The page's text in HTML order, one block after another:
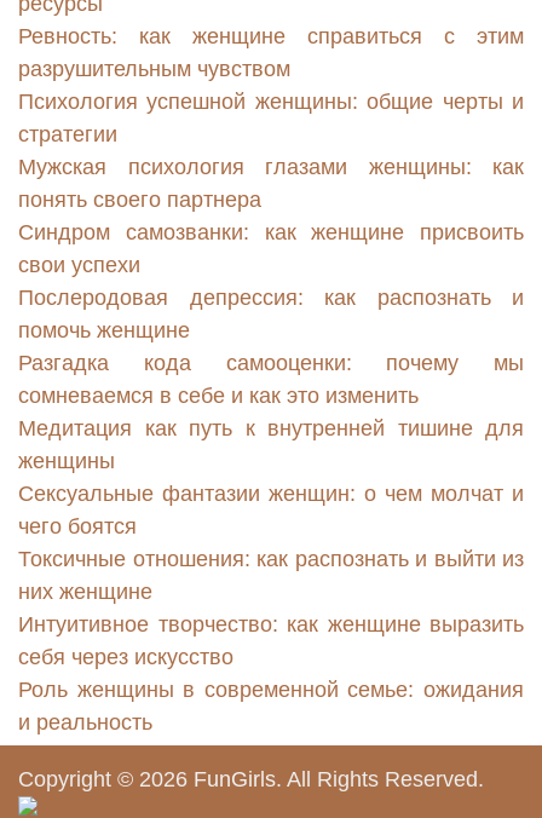
Ревность: как женщине справиться с этим
разрушительным чувством
Психология успешной женщины: общие черты и
стратегии
Мужская психология глазами женщины: как
понять своего партнера
Синдром самозванки: как женщине присвоить
свои успехи
Послеродовая депрессия: как распознать и
помочь женщине
Разгадка кода самооценки: почему мы
сомневаемся в себе и как это изменить
Медитация как путь к внутренней тишине для
женщины
Сексуальные фантазии женщин: о чем молчат и
чего боятся
Токсичные отношения: как распознать и выйти из
них женщине
Интуитивное творчество: как женщине выразить
себя через искусство
Роль женщины в современной семье: ожидания
и реальность
Copyright © 2026 FunGirls. All Rights Reserved.